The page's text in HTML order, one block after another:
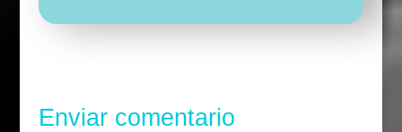
i
b
i
u
Enviar comentario